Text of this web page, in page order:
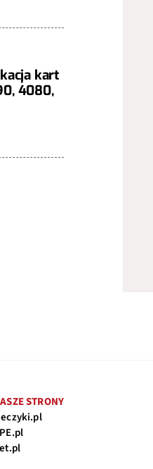
kart
4080,
STRONY